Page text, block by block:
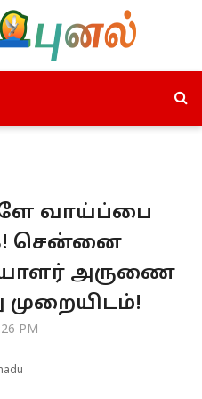
வாய்ப்பை
சென்னை
அருணை
முறையிடம்!
PM